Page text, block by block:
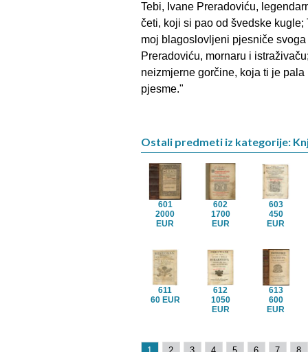
Tebi, Ivane Preradoviću,
četi, koji si pao od švedske
moj blagoslovljeni pjesniče
Preradoviću, mornaru i
neizmjerne gorčine, koja ti je
pjesme."
Ostali predmeti iz kategorije:
601
2000
EUR
602
1700
EUR
603
450
EUR
611
60 EUR
612
1050
EUR
613
600
EUR